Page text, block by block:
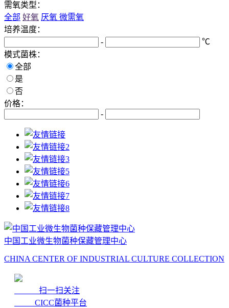
需氧类型：
全部 好氧 厌氧 微需氧
培养温度：
-
℃
模式菌株：
全部
是
否
价格：
-
中国工业微生物菌种保藏管理中心
CHINA CENTER OF INDUSTRIAL CULTURE COLLECTION
扫一扫关注
CICC菌种平台